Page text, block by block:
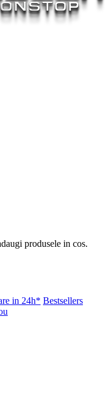
produsele in cos.
in 24h* Bestsellers